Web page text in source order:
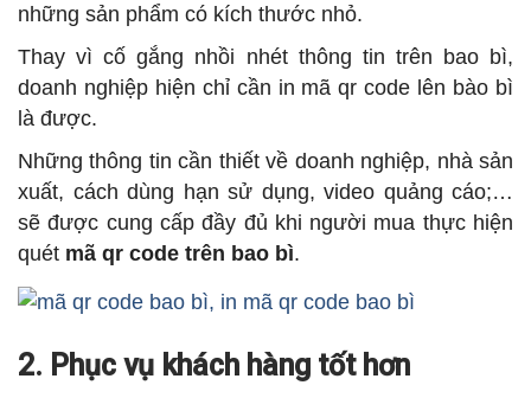
những sản phẩm có kích thước nhỏ.
Thay vì cố gắng nhồi nhét thông tin trên bao bì,
doanh nghiệp hiện chỉ cần in mã qr code lên bào bì
là được.
Những thông tin cần thiết về doanh nghiệp, nhà sản
xuất, cách dùng hạn sử dụng, video quảng cáo;…
sẽ được cung cấp đầy đủ khi người mua thực hiện
quét mã qr code trên bao bì.
2. Phục vụ khách hàng tốt hơn